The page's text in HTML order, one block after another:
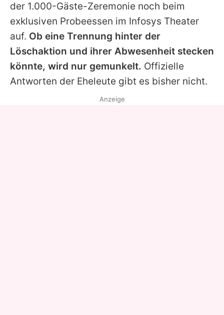
der 1.000-Gäste-Zeremonie noch beim
exklusiven Probeessen im Infosys Theater
auf. Ob eine Trennung hinter der
Löschaktion und ihrer Abwesenheit stecken
könnte, wird nur gemunkelt. Offizielle
Antworten der Eheleute gibt es bisher nicht.
Anzeige